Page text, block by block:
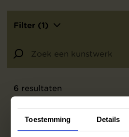
Toestemming Details
Filter (1)
6 resultaten